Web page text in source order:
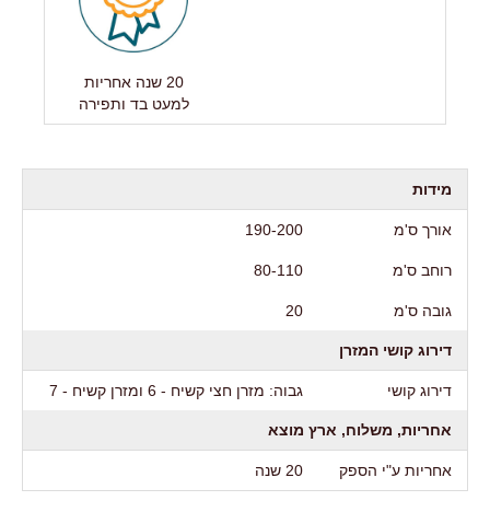
20 שנה אחריות
למעט בד ותפירה
מידות
אורך ס'מ 190-200
רוחב ס'מ 80-110
גובה ס'מ 20
דירוג קושי המזרן
דירוג קושי גבוה: מזרן חצי קשיח - 6 ומזרן קשיח - 7
אחריות, משלוח, ארץ מוצא
אחריות ע"י הספק 20 שנה